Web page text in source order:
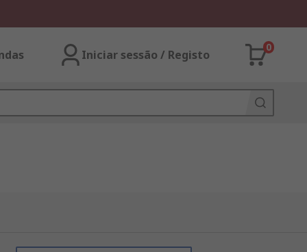
Iniciar sessão / Registo
0